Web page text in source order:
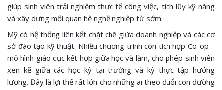
giúp sinh viên trải nghiệm thực tế công việc, tích lũy kỹ năng
và xây dựng mối quan hệ nghề nghiệp từ sớm.
Mỹ có hệ thống liên kết chặt chẽ giữa doanh nghiệp và các cơ
sở đào tạo kỹ thuật. Nhiều chương trình còn tích hợp Co-op –
mô hình giáo dục kết hợp giữa học và làm, cho phép sinh viên
xen kẽ giữa các học kỳ tại trường và kỳ thực tập hưởng
lương. Đây là lợi thế rất lớn cho những ai theo đuổi con đường